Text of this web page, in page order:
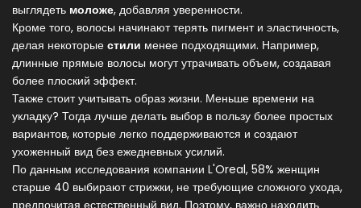
выглядеть моложе, добавляя уверенности.
Кроме того, волосы начинают терять пигмент и эластичность,
делая некоторые стили менее подходящими. Например,
длинные прямые волосы могут утрачивать объем, создавая
более плоский эффект.
Также стоит учитывать образ жизни. Меньше времени на
укладку? Тогда лучше делать выбор в пользу более простых
вариантов, которые легко поддерживаются и создают
ухоженный вид без ежедневных усилий.
По данным исследования компании L'Oreal, 58% женщин
старше 40 выбирают стрижки, не требующие сложного ухода,